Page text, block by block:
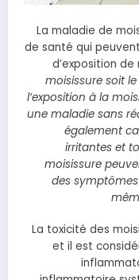
La maladie de
de santé qui
d’exposition de
moisissure soit
l’exposition à la
une maladie sans
également
irritantes et
moisissure
des
La toxicité des
et il est